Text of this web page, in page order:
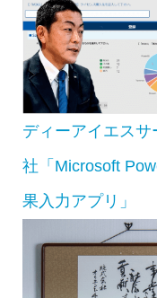
ディーアイエス
社「Microsoft
果入力アプリ」